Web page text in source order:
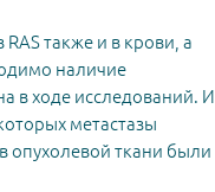
также и в крови, а
наличие
в ходе исследований. И
метастазы
опухолевой ткани были